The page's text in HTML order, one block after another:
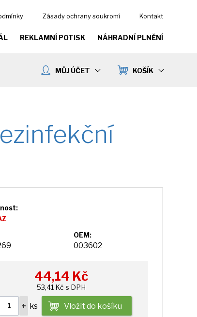
Zásady ochrany soukromí Kontakt
REKLAMNÍ POTISK NÁHRADNÍ PLNĚNÍ
KOŠÍK
MŮJ ÚČET
OEM:
003602
44,14 Kč
53,41 Kč s DPH
ks Vložit do košíku